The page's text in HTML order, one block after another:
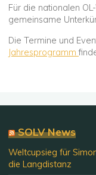
Für die nationalen
gemeinsame
Die Termine und
Jahresprogramm
SOLV News
Weltcupsieg für
die Langdistanz